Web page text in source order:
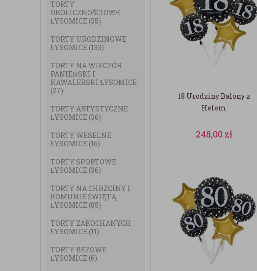
TORTY
OKOLICZNOŚCIOWE
ŁYSOMICE (35)
TORTY URODZINOWE
ŁYSOMICE (133)
TORTY NA WIECZÓR
PANIEŃSKI I
KAWALERSKI ŁYSOMICE
(27)
TORTY ARTYSTYCZNE
ŁYSOMICE (36)
TORTY WESELNE
ŁYSOMICE (16)
TORTY SPORTOWE
ŁYSOMICE (36)
TORTY NA CHRZCINY I
KOMUNIE ŚWIĘTĄ
ŁYSOMICE (85)
TORTY ZAKOCHANYCH
ŁYSOMICE (11)
TORTY BEZOWE
ŁYSOMICE (6)
18 Urodziny Balony z
Helem
248,00 zł